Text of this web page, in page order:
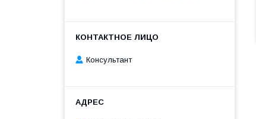
Консультант